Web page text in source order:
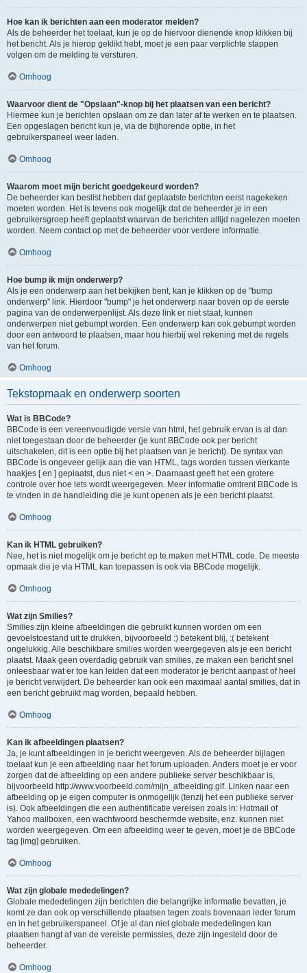
Hoe kan ik berichten aan een moderator melden?
Als de beheerder het toelaat, kun je op de hiervoor dienende knop klikken bij
het bericht. Als je hierop geklikt hebt, moet je een paar verplichte stappen
volgen om de melding te versturen.
Omhoog
Waarvoor dient de "Opslaan"-knop bij het plaatsen van een bericht?
Hiermee kun je berichten opslaan om ze dan later af te werken en te plaatsen.
Een opgeslagen bericht kun je, via de bijhorende optie, in het
gebruikerspaneel weer laden.
Omhoog
Waarom moet mijn bericht goedgekeurd worden?
De beheerder kan beslist hebben dat geplaatste berichten eerst nagekeken
moeten worden. Het is tevens ook mogelijk dat de beheerder je in een
gebruikersgroep heeft geplaatst waarvan de berichten altijd nagelezen moeten
worden. Neem contact op met de beheerder voor verdere informatie.
Omhoog
Hoe bump ik mijn onderwerp?
Als je een onderwerp aan het bekijken bent, kan je klikken op de "bump
onderwerp" link. Hierdoor "bump" je het onderwerp naar boven op de eerste
pagina van de onderwerpenlijst. Als deze link er niet staat, kunnen
onderwerpen niet gebumpt worden. Een onderwerp kan ook gebumpt worden
door een antwoord te plaatsen, maar hou hierbij wel rekening met de regels
van het forum.
Omhoog
Tekstopmaak en onderwerp soorten
Wat is BBCode?
BBCode is een vereenvoudigde versie van html, het gebruik ervan is al dan
niet toegestaan door de beheerder (je kunt BBCode ook per bericht
uitschakelen, dit is een optie bij het plaatsen van je bericht). De syntax van
BBCode is ongeveer gelijk aan die van HTML, tags worden tussen vierkante
haakjes [ en ] geplaatst, dus niet < en >. Daarnaast geeft het een grotere
controle over hoe iets wordt weergegeven. Meer informatie omtrent BBCode is
te vinden in de handleiding die je kunt openen als je een bericht plaatst.
Omhoog
Kan ik HTML gebruiken?
Nee, het is niet mogelijk om je bericht op te maken met HTML code. De meeste
opmaak die je via HTML kan toepassen is ook via BBCode mogelijk.
Omhoog
Wat zijn Smilies?
Smilies zijn kleine afbeeldingen die gebruikt kunnen worden om een
gevoelstoestand uit te drukken, bijvoorbeeld :) betekent blij, :( betekent
ongelukkig. Alle beschikbare smilies worden weergegeven als je een bericht
plaatst. Maak geen overdadig gebruik van smilies, ze maken een bericht snel
onleesbaar wat er toe kan leiden dat een moderator je bericht aanpast of heel
je bericht verwijdert. De beheerder kan ook een maximaal aantal smilies, dat in
een bericht gebruikt mag worden, bepaald hebben.
Omhoog
Kan ik afbeeldingen plaatsen?
Ja, je kunt afbeeldingen in je bericht weergeven. Als de beheerder bijlagen
toelaat kun je een afbeelding naar het forum uploaden. Anders moet je er voor
zorgen dat de afbeelding op een andere publieke server beschikbaar is,
bijvoorbeeld http://www.voorbeeld.com/mijn_afbeelding.gif. Linken naar een
afbeelding op je eigen computer is onmogelijk (tenzij het een publieke server
is). Ook afbeeldingen die een authentificatie vereisen zoals in: Hotmail of
Yahoo mailboxen, een wachtwoord beschermde website, enz. kunnen niet
worden weergegeven. Om een afbeelding weer te geven, moet je de BBCode
tag [img] gebruiken.
Omhoog
Wat zijn globale mededelingen?
Globale mededelingen zijn berichten die belangrijke informatie bevatten, je
komt ze dan ook op verschillende plaatsen tegen zoals bovenaan ieder forum
en in het gebruikerspaneel. Of je al dan niet globale mededelingen kan
plaatsen hangt af van de vereiste permissies, deze zijn ingesteld door de
beheerder.
Omhoog